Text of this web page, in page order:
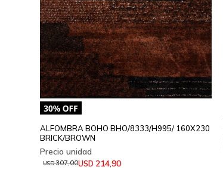
ALFOMBRA BOHO BHO/8333/H995/ 160X230
BRICK/BROWN
USD 214,90
USD307,00